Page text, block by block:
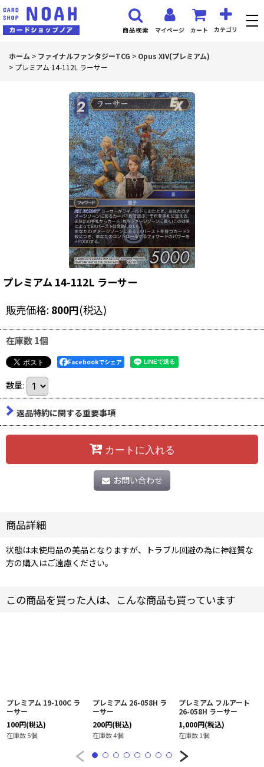
マイページ カート カテゴリ
商品検索
ホーム > ファイナルファンタジーTCG > Opus XIV(プレミアム)
> プレミアム 14-112L ラーサー
プレミアム 14-112L ラーサー
販売価格: 800円(税込)
在庫数 1個
Facebookでシェア
数量:
返品特約に関する重要事項
カートに入れる
お問い合わせ
商品詳細
状態は未使用品の美品となりますが、トラブル回避の為に神経質な
方の購入はご遠慮ください。
この商品を買った人は、こんな商品も買っています
プレミアム 19-100C ラ
ーサー
100円(税込)
在庫数 5個
プレミアム 26-058H ラ
ーサー
200円(税込)
在庫数 4個
プレミアム フルアート
26-058H ラーサー
1,000円(税込)
在庫数 1個